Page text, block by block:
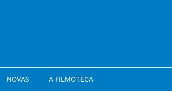
NOVAS A FILMOTECA